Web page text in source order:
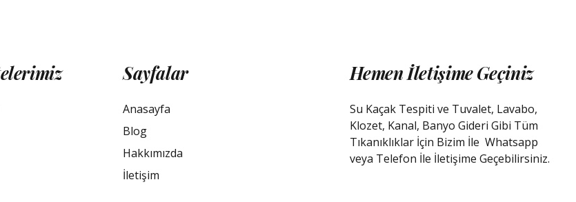
Sayfalar
Anasayfa
Blog
Hakkımızda
İletişim
Hemen İletişime Geçiniz
Su Kaçak Tespiti ve Tuvalet, Lavabo,
Klozet, Kanal, Banyo Gideri Gibi Tüm
Tıkanıklıklar İçin Bizim İle Whatsapp
veya Telefon İle İletişime Geçebilirsiniz.